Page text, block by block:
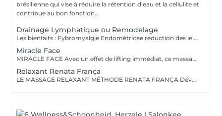
brésilienne qui vise à réduire la rétention d'eau et la cellulite et
contribue au bon fonction...
Drainage Lymphatique ou Remodelage
Les bienfaits : Fybromyalgie Endométriose réduction des le oedèmes activation de la circulation sanguine atténuation de la cellulite dégonfler la silhouette réduire la rétention d'eau soulager les jambes lourdes renforcer le système immunitaire améliorer le fonctionnement du métabolisme Sommeil Anxiété Stress diminution du cortisol Diabète ok si pas de fissure ou lésion Cancer accord médical Contre-indications : Hyperthyroïdie si suivi médical oui ! Insuffisance Rénale avis médical Thrombose et phlébite -20 jours sous anticoagulants Processus infectieux -> fin des antibiotiques ok Processus inflammatoire -> fin des anti inflammatoires ok Vaccin de moins de 15 jours Grossesses de moins de moins de 4 mois Remodelage Toxoplasmose et tuberculose active Résultats : En effet, ce qui rend la méthode Renata Franca aussi exceptionnelle, c'est avant tout l'instantanéité des résultats. En une séance, les bienfaits et les résultats sont au rendez-vous. La méthode s'adresse à tout le monde, hommes et femmes ; les résultats peuvent être plus ou moins marquée d'une personne à l'autre. Cela va dépendre à la fois du niveau d'engorgement du système lymphatique de la personne ainsi que de son hygiène de vie.
Miracle Face
MIRACLE FACE Avec un effet de lifting immédiat, ce massage facial dégonfle, accentue les formes du visage et favorise la revitalisation naturelle de la peau. Il a pour fonction de drainer les excès de liquide et rétention d'eau afin de donner un nouveau contour au visage.
Relaxant Renata França
LE MASSAGE RELAXANT MÉTHODE RENATA FRANÇA Développé après une compilation de manuvres de techniques millénaires. Avec des mouvements d'allongement profond basés sur des massages de diverses cultures, le massage Relaxant méthode Renata França favorise l'équilibre entre le corps et l'esprit, soulage les douleurs musculaires et détend le corps dès la première séance. Cette technique procure une sensation immédiate de bien-être et de légèreté. Il vous permettra de lâcher prise et vous détendre. Il est également indiqué pour la récupération sportive car il permet de libérer l'acide lactique. Le petit plus : il est aussi adapté aux enfants ! Respectant le sens de circulation de la lymphe, il peut facilement être intégrer à votre cure de drainages lymphatique, remodelage ou/et Miracle Touch. CE MASSAGE RELAXANT EN PROFONDEUR, DE LA TÊTE AUX PIEDS, VOUS PROCURE DE NOMBREUX BIENFAITS: Aide à combattre la fatigue mentale et physique Augmente l'apport d'oxygène et de nutriments tissulaires Favorise les processus de cicatrisation Aide à la récupération sportive Permet de retrouver une souplesse articulaire et tissulaire Soulage les douleurs chroniques Baisse de la sécrétion de cortisol (Stress) grâce à la détente Boost la sécrétion des hormones du bienêtre : sérotonine et dopamine Améliore votre sommeil Permet une ouverture de la zone sacro-iliaque Diminue les dèmes « profonds » CONTRE-INDICATIONS MASSAGE RELAXANT : Strictes État fébrile Phlébite Femme enceinte bcp sur le dos